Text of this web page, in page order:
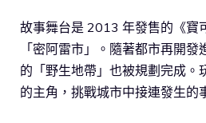
故事舞台是 2013 年發售的《寶
「密阿雷市」。隨著都市再開
的「野生地帶」也被規劃完成。
的主角，挑戰城市中接連發生的